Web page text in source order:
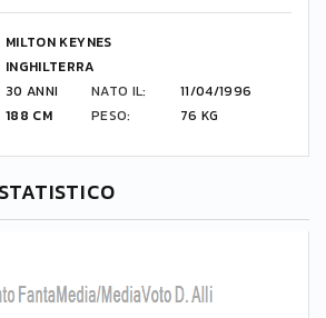
MILTON KEYNES
INGHILTERRA
30 ANNI NATO IL:
11/04/1996
188 CM PESO: 76 KG